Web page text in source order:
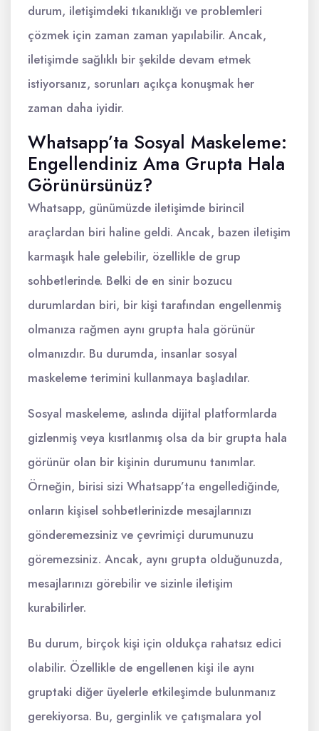
durum, iletişimdeki tıkanıklığı ve problemleri
çözmek için zaman zaman yapılabilir. Ancak,
iletişimde sağlıklı bir şekilde devam etmek
istiyorsanız, sorunları açıkça konuşmak her
zaman daha iyidir.
Whatsapp’ta Sosyal Maskeleme:
Engellendiniz Ama Grupta Hala
Görünürsünüz?
Whatsapp, günümüzde iletişimde birincil
araçlardan biri haline geldi. Ancak, bazen iletişim
karmaşık hale gelebilir, özellikle de grup
sohbetlerinde. Belki de en sinir bozucu
durumlardan biri, bir kişi tarafından engellenmiş
olmanıza rağmen aynı grupta hala görünür
olmanızdır. Bu durumda, insanlar sosyal
maskeleme terimini kullanmaya başladılar.
Sosyal maskeleme, aslında dijital platformlarda
gizlenmiş veya kısıtlanmış olsa da bir grupta hala
görünür olan bir kişinin durumunu tanımlar.
Örneğin, birisi sizi Whatsapp’ta engellediğinde,
onların kişisel sohbetlerinizde mesajlarınızı
gönderemezsiniz ve çevrimiçi durumunuzu
göremezsiniz. Ancak, aynı grupta olduğunuzda,
mesajlarınızı görebilir ve sizinle iletişim
kurabilirler.
Bu durum, birçok kişi için oldukça rahatsız edici
olabilir. Özellikle de engellenen kişi ile aynı
gruptaki diğer üyelerle etkileşimde bulunmanız
gerekiyorsa. Bu, gerginlik ve çatışmalara yol